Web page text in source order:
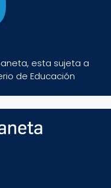
esta sujeta a
de Educación